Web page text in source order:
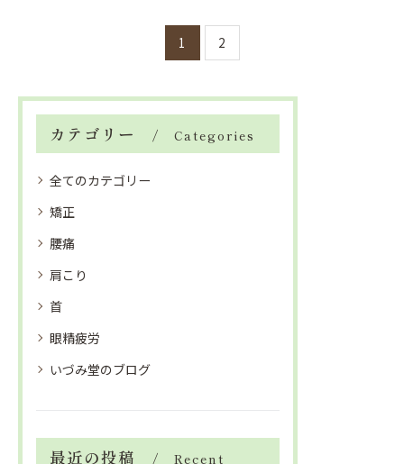
1 2
カテゴリー Categories
全てのカテゴリー
矯正
腰痛
肩こり
首
眼精疲労
いづみ堂のブログ
最近の投稿 Recent